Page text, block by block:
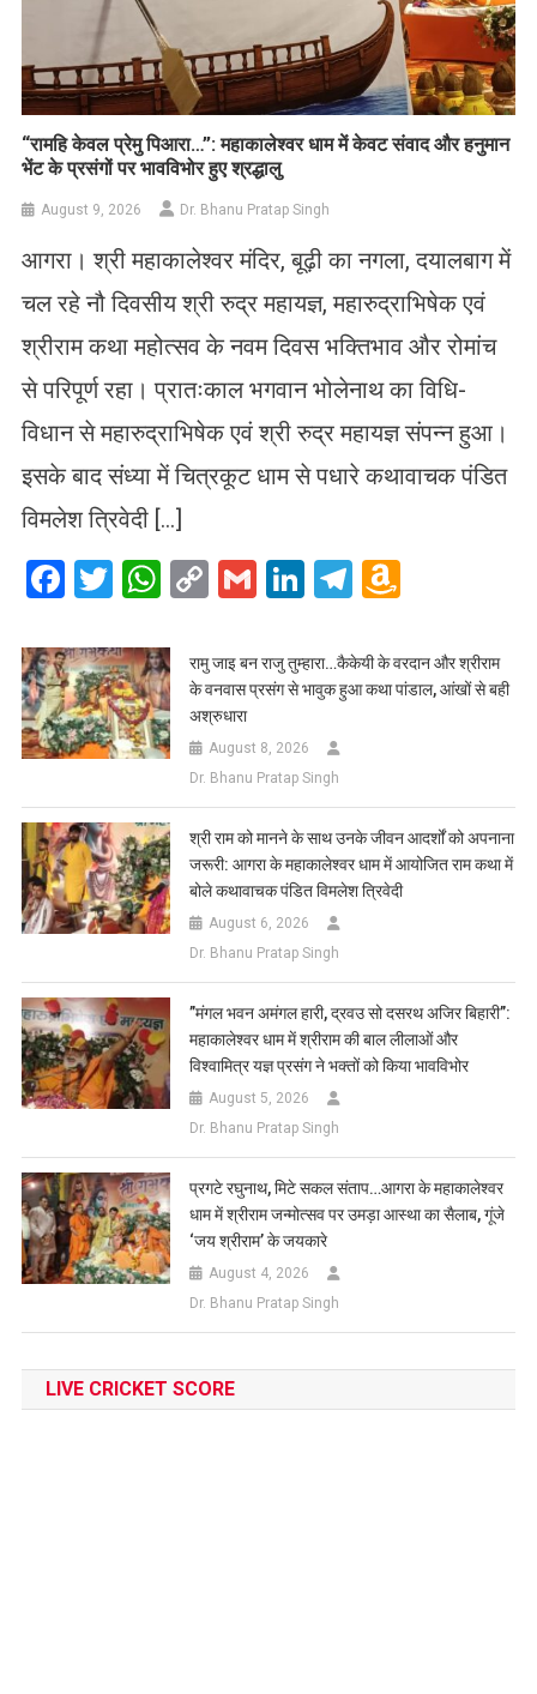
​“रामहि केवल प्रेमु पिआरा…”: महाकालेश्वर धाम में केवट संवाद और हनुमान
भेंट के प्रसंगों पर भावविभोर हुए श्रद्धालु
August 9, 2026 Dr. Bhanu Pratap Singh
आगरा। श्री महाकालेश्वर मंदिर, बूढ़ी का नगला, दयालबाग में
चल रहे नौ दिवसीय श्री रुद्र महायज्ञ, महारुद्राभिषेक एवं
श्रीराम कथा महोत्सव के नवम दिवस भक्तिभाव और रोमांच
से परिपूर्ण रहा। प्रातःकाल भगवान भोलेनाथ का विधि-
विधान से महारुद्राभिषेक एवं श्री रुद्र महायज्ञ संपन्न हुआ।
इसके बाद संध्या में चित्रकूट धाम से पधारे कथावाचक पंडित
विमलेश त्रिवेदी […]
Facebook
Twitter
WhatsApp
CopyGmailLinkedIn
Telegram
List
रामु जाइ बन राजु तुम्हारा…कैकेयी के वरदान और श्रीराम
के वनवास प्रसंग से भावुक हुआ कथा पांडाल, आंखों से बही
अश्रुधारा
August 8, 2026
Dr. Bhanu Pratap Singh
​श्री राम को मानने के साथ उनके जीवन आदर्शों को अपनाना
जरूरी: आगरा के महाकालेश्वर धाम में आयोजित राम कथा में
बोले कथावाचक पंडित विमलेश त्रिवेदी
August 6, 2026
Dr. Bhanu Pratap Singh
​”मंगल भवन अमंगल हारी, द्रवउ सो दसरथ अजिर बिहारी”:
महाकालेश्वर धाम में श्रीराम की बाल लीलाओं और
विश्वामित्र यज्ञ प्रसंग ने भक्तों को किया भावविभोर
August 5, 2026
Dr. Bhanu Pratap Singh
प्रगटे रघुनाथ, मिटे सकल संताप…आगरा के महाकालेश्वर
धाम में श्रीराम जन्मोत्सव पर उमड़ा आस्था का सैलाब, गूंजे
‘जय श्रीराम’ के जयकारे
August 4, 2026
Dr. Bhanu Pratap Singh
LIVE CRICKET SCORE